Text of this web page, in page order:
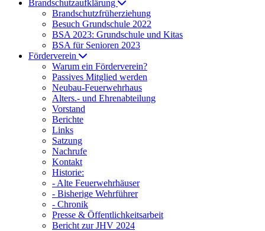
Brandschutzaufklärung
Brandschutzfrüherziehung
Besuch Grundschule 2022
BSA 2023: Grundschule und Kitas
BSA für Senioren 2023
Förderverein
Warum ein Förderverein?
Passives Mitglied werden
Neubau-Feuerwehrhaus
Alters.- und Ehrenabteilung
Vorstand
Berichte
Links
Satzung
Nachrufe
Kontakt
Historie:
- Alte Feuerwehrhäuser
- Bisherige Wehrführer
- Chronik
Presse & Öffentlichkeitsarbeit
Bericht zur JHV 2024